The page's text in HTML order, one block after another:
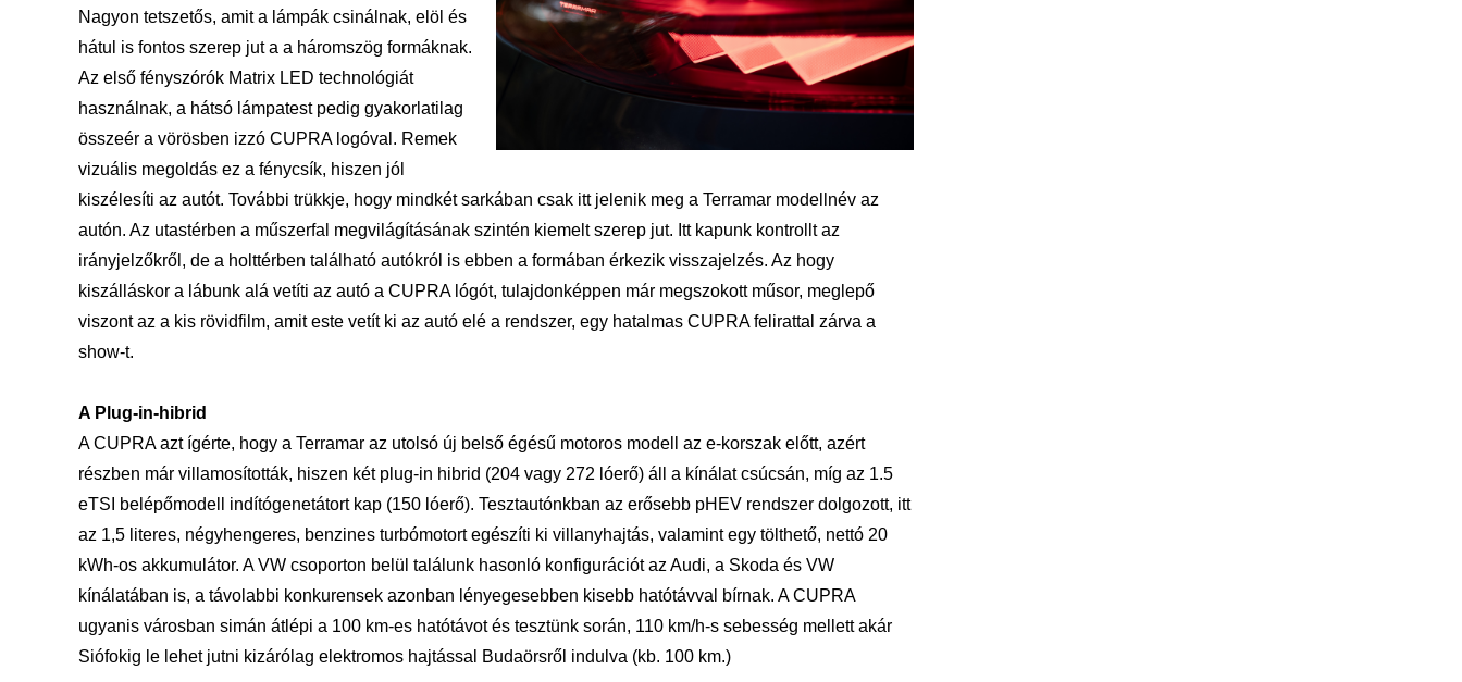
Nagyon tetszetős, amit a lámpák csinálnak, elöl és
hátul is fontos szerep jut a a háromszög formáknak.
Az első fényszórók Matrix LED technológiát
használnak, a hátsó lámpatest pedig gyakorlatilag
összeér a vörösben izzó CUPRA logóval. Remek
vizuális megoldás ez a fénycsík, hiszen jól
kiszélesíti az autót. További trükkje, hogy mindkét sarkában csak itt jelenik meg a Terramar modellnév az
autón. Az utastérben a műszerfal megvilágításának szintén kiemelt szerep jut. Itt kapunk kontrolltaz
irányjelzőkről, de a holttérben található autókról is ebben a formában érkezik visszajelzés. Az hogy
kiszálláskor a lábunk alá vetíti az autó a CUPRA lógót, tulajdonképpen már megszokott műsor, meglepő
viszont az a kis rövidfilm, amit este vetít ki az autó elé a rendszer, egy hatalmas CUPRA felirattal zárva a
show-t.
A Plug-in-hibrid
A CUPRA azt ígérte, hogy a Terramar az utolsó új belső égésű motoros modell az e-korszak előtt, azért
részben már villamosították, hiszen két plug-in hibrid (204 vagy 272 lóerő) áll a kínálat csúcsán, míg az 1.5
eTSI belépőmodell indítógenetátort kap (150 lóerő). Tesztautónkban az erősebb pHEV rendszer dolgozott, itt
az 1,5 literes, négyhengeres, benzines turbómotort egészíti ki villanyhajtás, valamint egy tölthető, nettó 20
kWh-os akkumulátor. A VW csoporton belül találunk hasonló konfigurációt az Audi, a Skoda és VW
kínálatában is, a távolabbi konkurensek azonban lényegesebben kisebb hatótávval bírnak. A CUPRA
ugyanis városban simán átlépi a 100 km-es hatótávot és tesztünk során, 110 km/h-s sebesség mellett akár
Siófokig le lehet jutni kizárólag elektromos hajtással Budaörsről indulva (kb. 100 km.)